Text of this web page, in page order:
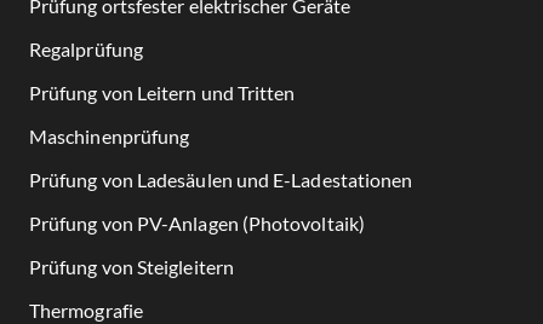
Prüfung ortsfester elektrischer Geräte
Regalprüfung
Prüfung von Leitern und Tritten
Maschinenprüfung
Prüfung von Ladesäulen und E-Ladestationen
Prüfung von PV-Anlagen (Photovoltaik)
Prüfung von Steigleitern
Thermografie